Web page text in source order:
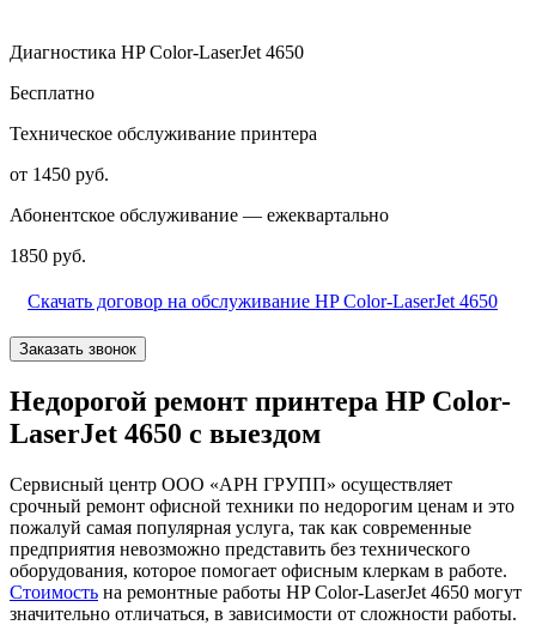
Диагностика HP Color-LaserJet 4650
Бесплатно
Техническое обслуживание принтера
от 1450 руб.
Абонентское обслуживание — ежеквартально
1850 руб.
Скачать договор на обслуживание HP Color-LaserJet 4650
Заказать звонок
Недорогой ремонт принтера HP Color-
LaserJet 4650 с выездом
Сервисный центр ООО «АРН ГРУПП» осуществляет
срочный ремонт офисной техники по недорогим ценам и это
пожалуй самая популярная услуга, так как современные
предприятия невозможно представить без технического
оборудования, которое помогает офисным клеркам в работе.
Стоимость на ремонтные работы HP Color-LaserJet 4650 могут
значительно отличаться, в зависимости от сложности работы.